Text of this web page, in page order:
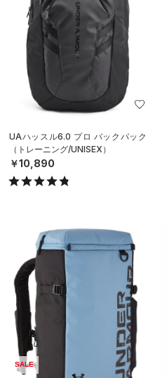
UAハッスル6.0 プロ バックパック
（トレーニング/UNISEX）
￥10,890
SALE